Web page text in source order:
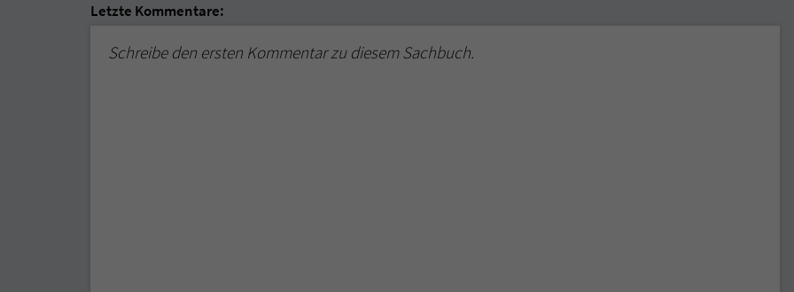
Letzte Kommentare:
Schreibe den ersten Kommentar zu diesem Sachbuch.